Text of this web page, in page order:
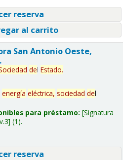
reserva
al carrito
San Antonio Oeste,
del Estado.
energía eléctrica, sociedad del
para préstamo: Signatura
(1).
reserva